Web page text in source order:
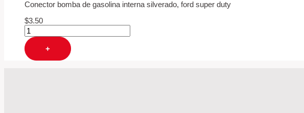
Conector bomba de gasolina interna silverado, ford super duty
$3.50
+